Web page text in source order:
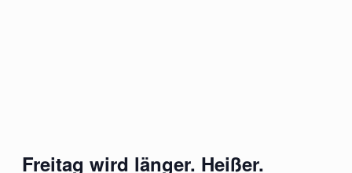
Freitag wird länger. Heißer.